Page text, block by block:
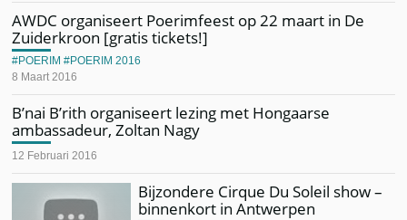
AWDC organiseert Poerimfeest op 22 maart in De
Zuiderkroon [gratis tickets!]
8 Maart 2016
POERIM POERIM 2016
B’nai B’rith organiseert lezing met Hongaarse
ambassadeur, Zoltan Nagy
12 Februari 2016
Bijzondere Cirque Du Soleil show –
binnenkort in Antwerpen